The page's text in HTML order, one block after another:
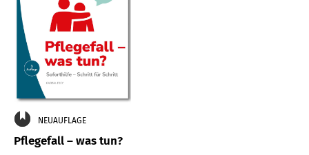
NEUAUFLAGE
Pflegefall – was tun?